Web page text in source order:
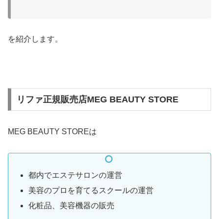
を紹介します。
リファ正規販売店MEG BEAUTY STORE
MEG BEAUTY STOREは
都内でエステサロンの運営
美容のプロを育てるスクールの運営
化粧品、美容機器の販売